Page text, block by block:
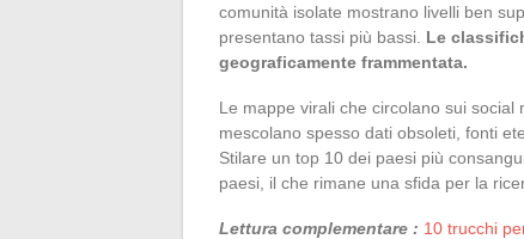
comunità isolate mostrano livelli ben
presentano tassi più bassi. Le
geograficamente frammentata.
Le mappe virali che circolano sui social
mescolano spesso dati obsoleti, fonti
Stilare un top 10 dei paesi più
paesi, il che rimane una sfida per la
Lettura complementare : 10 trucchi